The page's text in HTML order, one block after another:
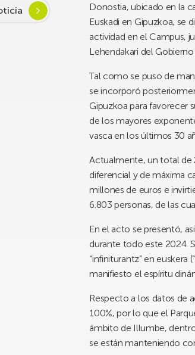
Donostia, ubicado en la
Euskadi en Gipuzkoa, se
actividad en el Campus,
Lehendakari del Gobierno
Tal como se puso de
se incorporó
Gipuzkoa para favorecer
de los mayores
vasca en los últimos 30
Actualmente, un total de
diferencial y de máxima
millones de euros e
6.803 personas, de las
En el acto se presentó,
durante todo este 2024.
“infiniturantz” en euskera
manifiesto el espíritu
Respecto a los datos de
100%, por lo que el
ámbito de Illumbe,
se están manteniendo